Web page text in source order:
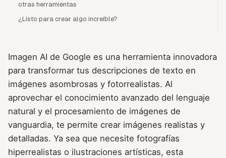
otras herramientas
¿Listo para crear algo increíble?
Imagen AI de Google es una herramienta innovadora
para transformar tus descripciones de texto en
imágenes asombrosas y fotorrealistas. Al
aprovechar el conocimiento avanzado del lenguaje
natural y el procesamiento de imágenes de
vanguardia, te permite crear imágenes realistas y
detalladas. Ya sea que necesite fotografías
hiperrealistas o ilustraciones artísticas, esta